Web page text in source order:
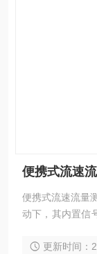
便携式流速
便携式流速流量测算仪 反映灵敏，无误检测：
动下，其内置信
中V为测流时段
更新时间：